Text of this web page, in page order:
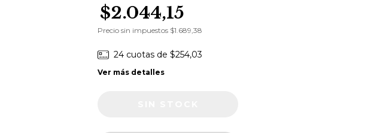
$2.044,15
Precio sin impuestos $1.689,38
24 cuotas de $254,03
Ver más detalles